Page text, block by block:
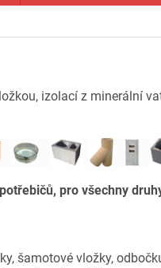
izolací z minerální
pro všechny
šamotové vložky,